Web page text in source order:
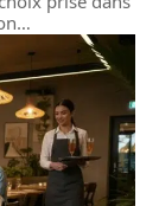
…